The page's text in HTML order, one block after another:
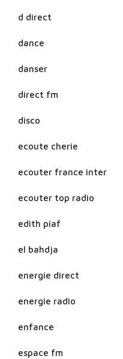
d direct
dance
danser
direct fm
disco
ecoute cherie
ecouter france inter
ecouter top radio
edith piaf
el bahdja
energie direct
energie radio
enfance
espace fm